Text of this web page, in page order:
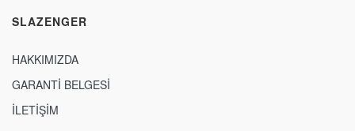
SLAZENGER
HAKKIMIZDA
GARANTİ BELGESİ
İLETİŞİM